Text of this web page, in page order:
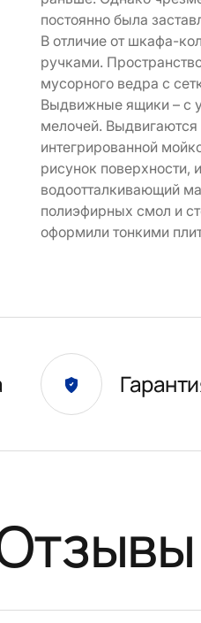
постоянно была
В отличие от шкафа-
ручками.
мусорного ведра с
Выдвижные ящики – с
мелочей.
интегрированной
рисунок поверхности,
водоотталкивающий
полиэфирных смол и
оформили тонкими